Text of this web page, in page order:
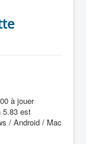
à jouer
5.83 est
/ Android / Mac